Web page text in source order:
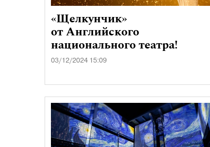
«Щелкунчик»
от Английского
национального театра!
03/12/2024 15:09